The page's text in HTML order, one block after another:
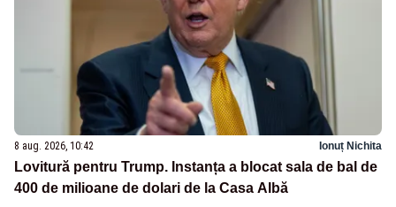
8 aug. 2026, 10:42 Ionuț Nichita
Lovitură pentru Trump. Instanța a blocat sala de bal de
400 de milioane de dolari de la Casa Albă